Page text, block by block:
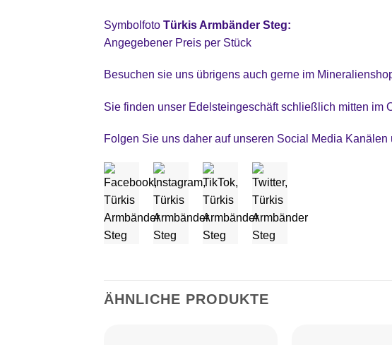
Symbolfoto Türkis Armbänder Steg:
Angegebener Preis per Stück
Besuchen sie uns übrigens auch gerne im
Sie finden unser Edelsteingeschäft schließlich mitten im
Folgen Sie uns daher auf unseren Social Media
ÄHNLICHE PRODUKTE